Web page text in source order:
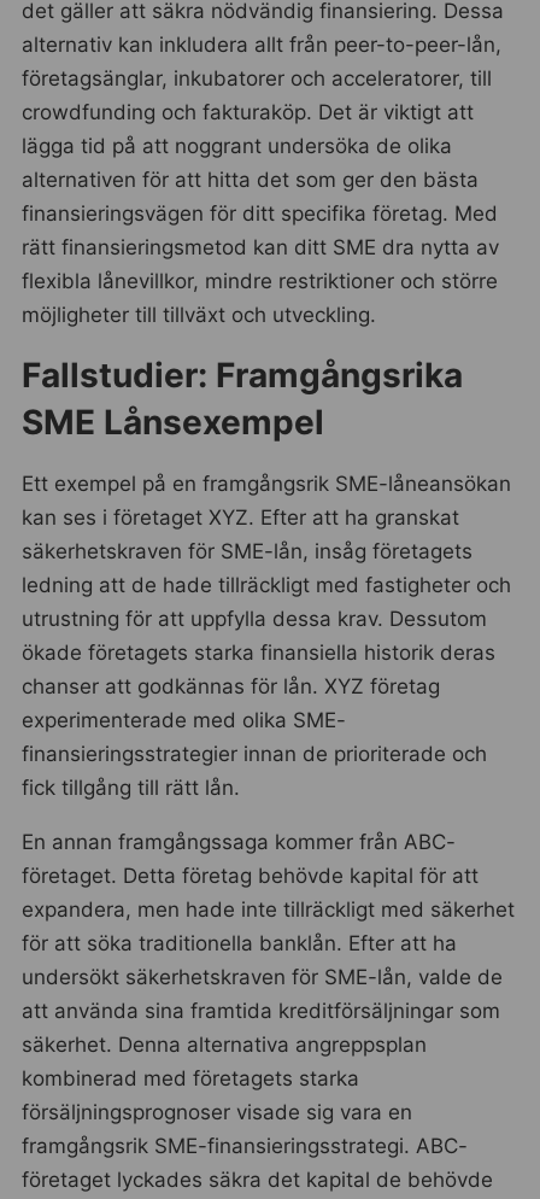
det gäller att säkra nödvändig finansiering. Dessa
alternativ kan inkludera allt från peer-to-peer-lån,
företagsänglar, inkubatorer och acceleratorer, till
crowdfunding och fakturaköp. Det är viktigt att
lägga tid på att noggrant undersöka de olika
alternativen för att hitta det som ger den bästa
finansieringsvägen för ditt specifika företag. Med
rätt finansieringsmetod kan ditt SME dra nytta av
flexibla lånevillkor, mindre restriktioner och större
möjligheter till tillväxt och utveckling.
Fallstudier: Framgångsrika
SME Lånsexempel
Ett exempel på en framgångsrik SME-låneansökan
kan ses i företaget XYZ. Efter att ha granskat
säkerhetskraven för SME-lån, insåg företagets
ledning att de hade tillräckligt med fastigheter och
utrustning för att uppfylla dessa krav. Dessutom
ökade företagets starka finansiella historik deras
chanser att godkännas för lån. XYZ företag
experimenterade med olika SME-
finansieringsstrategier innan de prioriterade och
fick tillgång till rätt lån.
En annan framgångssaga kommer från ABC-
företaget. Detta företag behövde kapital för att
expandera, men hade inte tillräckligt med säkerhet
för att söka traditionella banklån. Efter att ha
undersökt säkerhetskraven för SME-lån, valde de
att använda sina framtida kreditförsäljningar som
säkerhet. Denna alternativa angreppsplan
kombinerad med företagets starka
försäljningsprognoser visade sig vara en
framgångsrik SME-finansieringsstrategi. ABC-
företaget lyckades säkra det kapital de behövde